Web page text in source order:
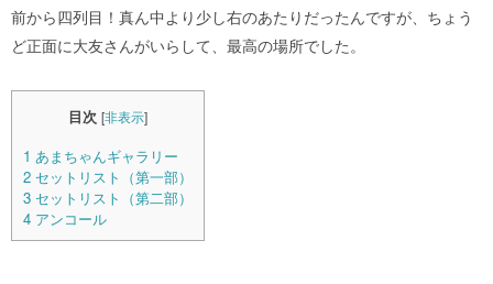
前から四列目！真ん中より少し右のあたりだったんですが、ちょう
ど正面に大友さんがいらして、最高の場所でした。
目次 [非表示]
1 あまちゃんギャラリー
2 セットリスト（第一部）
3 セットリスト（第二部）
4 アンコール